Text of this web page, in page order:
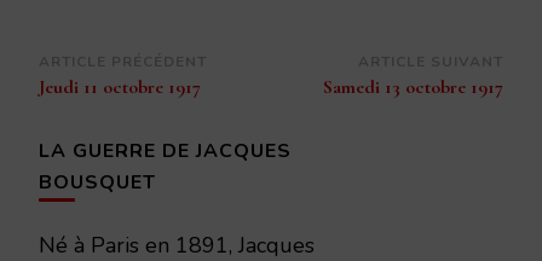
Navigation
d’article
Jeudi 11 octobre 1917 Samedi 13 octobre 1917
LA GUERRE DE JACQUES
BOUSQUET
Né à Paris en 1891, Jacques